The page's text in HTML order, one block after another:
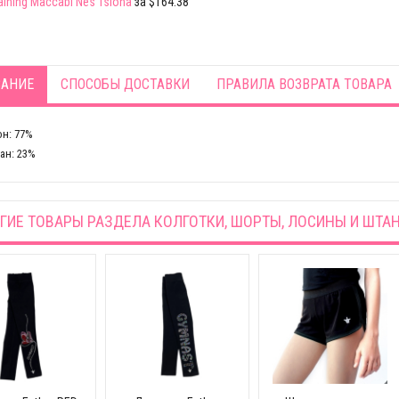
СПОСОБЫ ДОСТАВКИ ПРАВИЛА ВОЗВРАТА ТОВАРА
77%
23%
ТОВАРЫ РАЗДЕЛА КОЛГОТКИ, ШОРТЫ, ЛОСИНЫ И